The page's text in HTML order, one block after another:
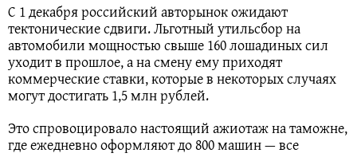
С 1 декабря российский авторынок ожидают
тектонические сдвиги. Льготный утильсбор на
автомобили мощностью свыше 160 лошадиных сил
уходит в прошлое, а на смену ему приходят
коммерческие ставки, которые в некоторых случаях
могут достигать 1,5 млн рублей.
Это спровоцировало настоящий ажиотаж на таможне,
где ежедневно оформляют до 800 машин — все